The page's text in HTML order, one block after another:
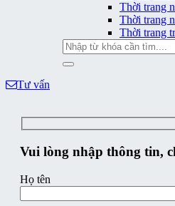
Thời trang
Thời trang
Thời trang
Tìm
kiếm:
Tư vấn
Vui lòng nhập thông tin,
Họ tên